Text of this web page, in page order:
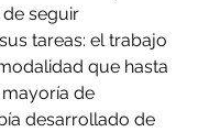
seguir
tareas: el trabajo
que hasta
de
desarrollado de